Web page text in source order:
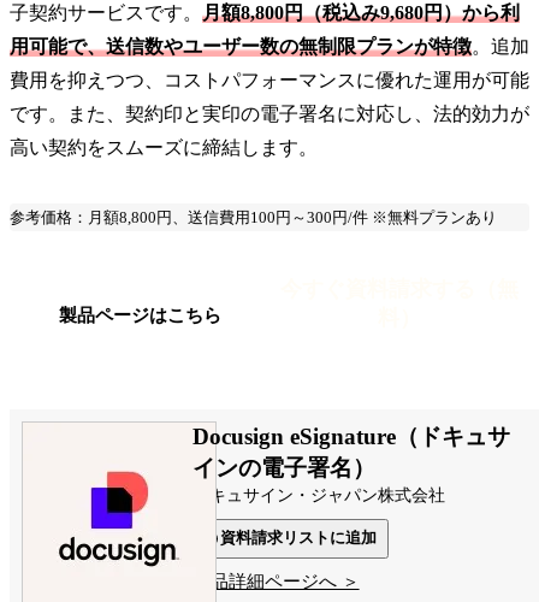
子契約サービスです。 月額8,800円（税込み9,680円）から利
用可能で、送信数やユーザー数の無制限プランが特徴。追加
費用を抑えつつ、コストパフォーマンスに優れた運用が可能
です。また、契約印と実印の電子署名に対応し、法的効力が
高い契約をスムーズに締結します。
参考価格：月額8,800円、送信費用100円～300円/件 ※無料プランあり
製品ページはこちら
Docusign eSignature（ドキュサ
インの電子署名）
ドキュサイン・ジャパン株式会社
資料請求リストに追加
製品詳細ページへ ＞